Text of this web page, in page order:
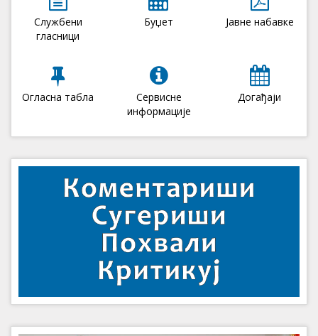
Службени
гласници
Буџет Јавне набавке
Огласна табла
Сервисне
информације
Догађаји